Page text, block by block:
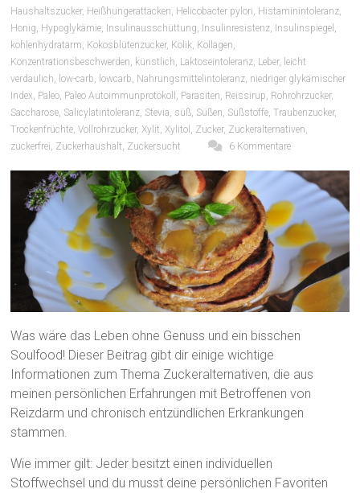
Haushaltszucker, Heißhungerattacken, Helicobacter pylori, Histaminintoleranz,
Honig, Hypoglykämie, Insulinausschüttung, Insulinresistenz, Insulinspiegel ,
kohlenhydratarm, Kokosblütenzucker, Kolik, Kollagen,
Konzentrationsbeschwerden, künstlich, Laktoseintoleranz, Leber, leicht
verdaulich, low-carb, lowcarb, Nahrungsmittelintoleranz, niedriger glykämischer
Index, Paleo, Paleo Autoimmunprotokoll , Parasiten, Reissirup, Rohrohrzucker,
Saccharose, Salicylatintoleranz, Stevia, süß, Süßen, Süßstoffe,Traubenzucker,
Trockenfrüchte,Vollrohrzucker,Xylit,Xylitol , Zucker, Zuckeralternativen,
zuckerfrei, Zuckerhaushalt, Zuckersucht 6 Kommentare
Was wäre das Leben ohne Genuss und ein bisschen
Soulfood! Dieser Beitrag gibt dir einige wichtige
Informationen zum Thema Zuckeralternativen, die aus
meinen persönlichen Erfahrungen mit Betroffenen von
Reizdarm und chronisch entzündlichen Erkrankungen
stammen.
Wie immer gilt: Jeder besitzt einen individuellen
Stoffwechsel und du musst deine persönlichen Favoriten